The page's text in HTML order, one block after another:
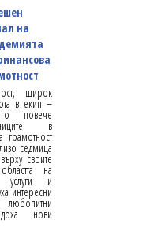
на
широк
в екип –
повече
в
грамотност
седмица
своите
на
услуги и
интересни
нови